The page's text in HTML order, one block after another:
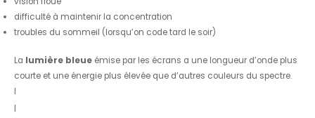
difficulté à maintenir la concentration
troubles du sommeil (lorsqu’on code tard le soir)
La lumière bleue émise par les écrans a une longueur d’onde plus
courte et une énergie plus élevée que d’autres couleurs du spectre.
Bien que nécessaire pendant la journée pour rester alerte, elle peut
perturber le rythme circadien lorsqu’elle est reçue en excès le soir, et